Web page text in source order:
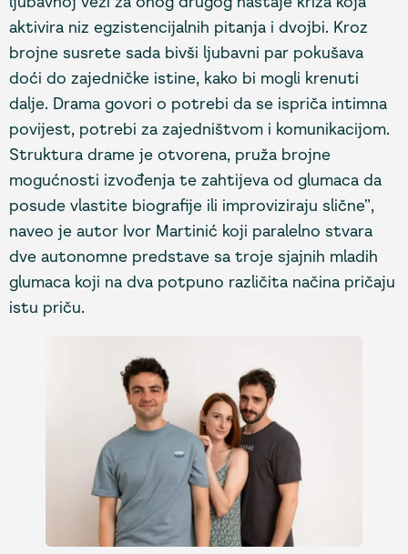
aktivira niz egzistencijalnih pitanja i dvojbi. Kroz
brojne susrete sada bivši ljubavni par pokušava
doći do zajedničke istine, kako bi mogli krenuti
dalje. Drama govori o potrebi da se ispriča intimna
povijest, potrebi za zajedništvom i komunikacijom.
Struktura drame je otvorena, pruža brojne
mogućnosti izvođenja te zahtijeva od glumaca da
posude vlastite biografije ili improviziraju slične”,
naveo je autor Ivor Martinić koji paralelno stvara
dve autonomne predstave sa troje sjajnih mladih
glumaca koji na dva potpuno različita načina pričaju
istu priču.